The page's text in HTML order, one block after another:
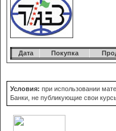
Дата Покупка
Условия: при использовании
Банки, не публикующие свои